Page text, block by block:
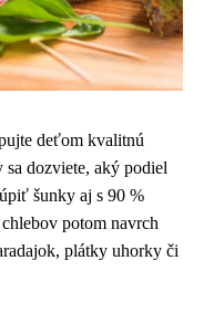
deťom kvalitnú
sa dozviete, aký podiel
šunky aj s 90 %
potom navrch
plátky uhorky či